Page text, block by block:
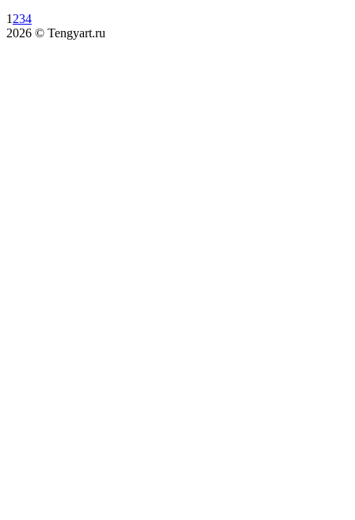
1 234
2026 © Tengyart.ru